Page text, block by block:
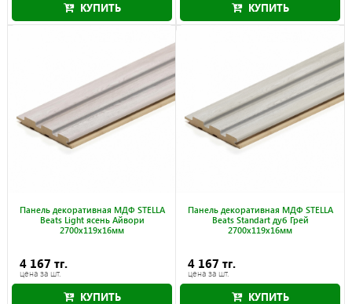
КУПИТЬ КУПИТЬ
Панель декоративная МДФ STELLA
Beats Light ясень Айвори
2700x119x16мм
4 167 тг.
цена за шт.
КУПИТЬ
Панель декоративная МДФ STELLA
Beats Standart дуб Грей
2700x119x16мм
4 167 тг.
цена за шт.
КУПИТЬ